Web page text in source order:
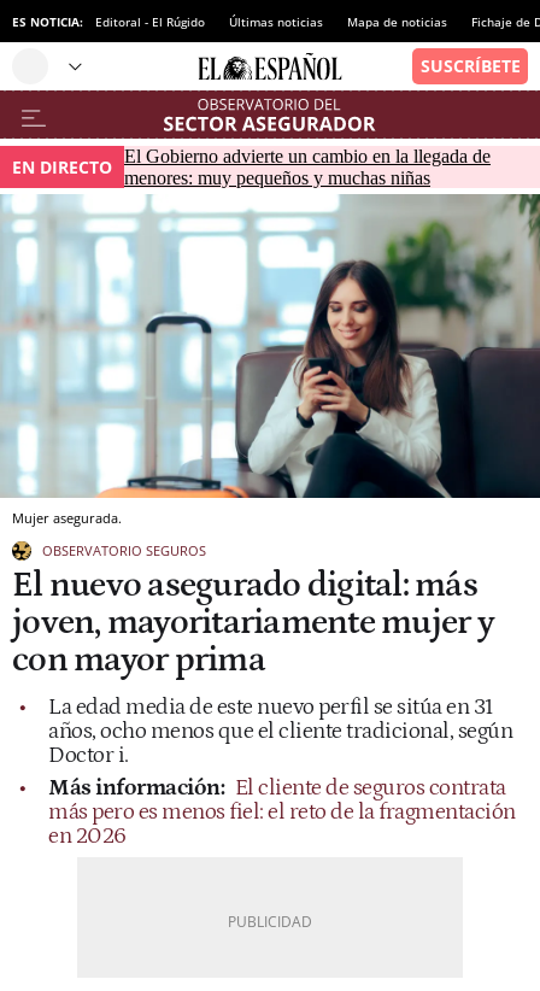
ES NOTICIA: Editoral - El Rúgido Últimas noticias Mapa de noticias Fichaje de
EN DIRECTO El Gobierno advierte un cambio en la llegada de
menores: muy pequeños y muchas niñas
Mujer asegurada.
OBSERVATORIO SEGUROS
El nuevo asegurado digital: más
joven, mayoritariamente mujer y
con mayor prima
La edad media de este nuevo perfil se sitúa en 31
años, ocho menos que el cliente tradicional, según
Doctor i.
Más información: El cliente de seguros contrata
más pero es menos fiel: el reto de la fragmentación
en 2026